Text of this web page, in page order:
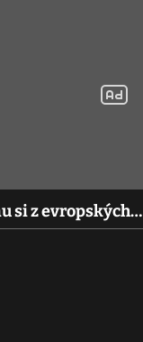
si z evropských…